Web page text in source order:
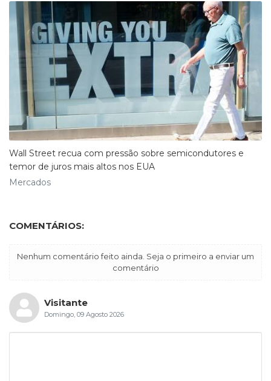
Wall Street recua com pressão sobre semicondutores e
temor de juros mais altos nos EUA
Mercados
COMENTÁRIOS:
Nenhum comentário feito ainda. Seja o primeiro a enviar um
comentário
Visitante
Domingo, 09 Agosto 2026